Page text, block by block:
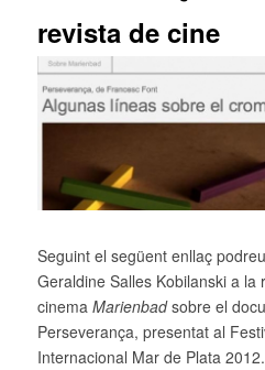
revista de cine
Seguint el següent enllaç
Geraldine Salles Kobilanski a la
cinema Marienbadsobre el
Perseverança, presentat al
Internacional Mar de Plata 2012.